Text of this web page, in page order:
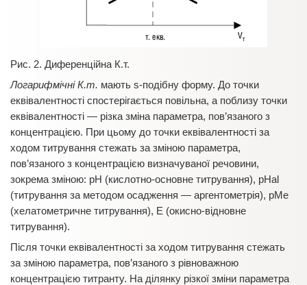
Рис. 2. Диференційна К.т.
Логарифмічні К.т. мають s-подібну форму. До точки
еквівалентності спостерігається повільна, а поблизу точки
еквівалентності — різка зміна параметра, пов’язаного з
концентрацією. При цьому до точки еквівалентності за
ходом титрування стежать за зміною параметра,
пов’язаного з концентрацією визначуваної речовини,
зокрема зміною: рН (кислотно-основне титрування), pHal
(титрування за методом осадження — аргентометрія), рМе
(хелатометричне титрування), Е (окисно-відновне
титрування).
Після точки еквівалентності за ходом титрування стежать
за зміною параметра, пов’язаного з рівноважною
концентрацією титранту. На ділянку різкої зміни параметра